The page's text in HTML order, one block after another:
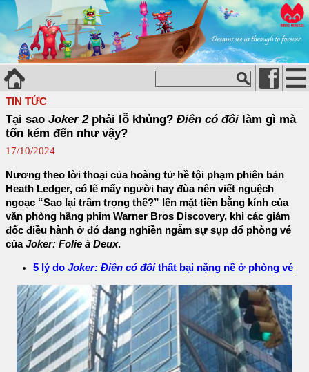
TIN TỨC
Tại sao Joker 2phải lỗ khủng? Điên có đôi làm gì mà
tốn kém đến như vậy?
17/10/2024
Nương theo lời thoại của hoàng tử hề tội phạm phiên bản
Heath Ledger, có lẽ mấy người hay đùa nên viết nguệch
ngoạc “Sao lại trầm trọng thế?” lên mặt tiền bằng kính của
văn phòng hãng phim Warner Bros Discovery, khi các giám
đốc điều hành ở đó đang nghiền ngẫm sự sụp đổ phòng vé
củaJoker: Folie à Deux.
5 lý do Joker: Điên có đôithất bại nặng nề ở phòng vé